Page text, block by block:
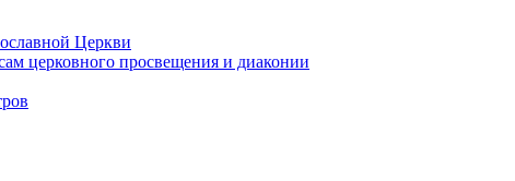
Церкви
церковного просвещения и диаконии